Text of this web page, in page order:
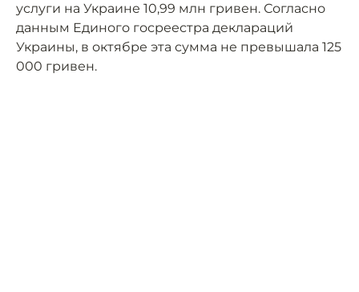
услуги на Украине 10,99 млн гривен. Согласно
данным Единого госреестра деклараций
Украины, в октябре эта сумма не превышала 125
000 гривен.